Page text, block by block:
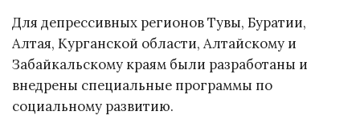
Для депрессивных регионов Тувы, Буратии,
Алтая, Курганской области, Алтайскому и
Забайкальскому краям были разработаны и
внедрены специальные программы по
социальному развитию.